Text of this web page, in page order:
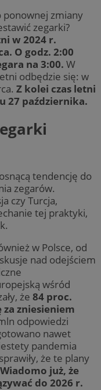
zmiany
zegarki?
w 2024 r.
O godz. 2:00
na 3:00. W
odbędzie się: w
Z kolei czas letni
27 października.
tendencję do
zegarów.
czy Turcja,
tej praktyki,
w Polsce, od
nad odejściem
wśród
że 84 proc.
zniesieniem
odpowiedzi
nawet
pandemia
że te plany
Wiadomo już, że
do 2026 r.